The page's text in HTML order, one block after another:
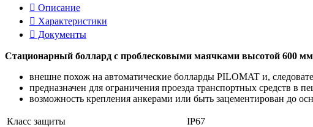
Описание
Характеристики
Документы
Стационарный боллард с проблесковыми маячками высотой 600
внешне похож на автоматические болларды PILOMAT и,
предназначен для ограничения проезда транспортных средств в
возможность крепления анкерами или быть зацементирован до
Класс защиты
IP67